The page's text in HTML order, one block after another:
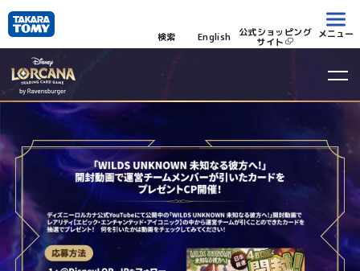
検索 English 公式ショッピング
サイト
メニュー